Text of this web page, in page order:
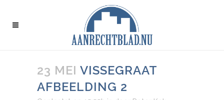
23 MEI VISSEGRAAT
AFBEELDING 2